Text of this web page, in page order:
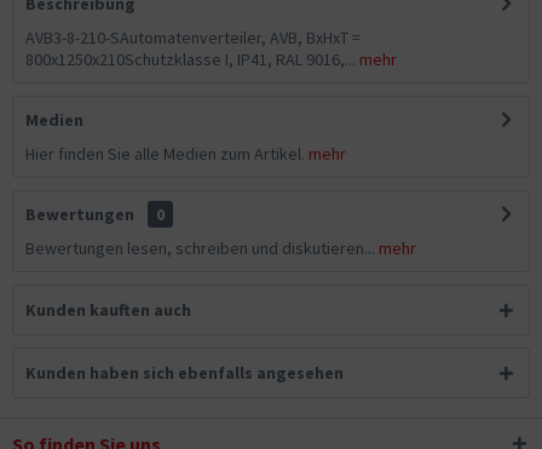
AVB3-8-210-SAutomatenverteiler, AVB, BxHxT =
800x1250x210Schutzklasse I, IP41, RAL 9016,... mehr
Medien
Hier finden Sie alle Medien zum Artikel. mehr
Bewertungen
0
Bewertungen lesen, schreiben und diskutieren... mehr
Kunden kauften auch
Kunden haben sich ebenfalls angesehen